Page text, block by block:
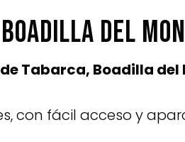
del
Tabarca, Boadilla del
con fácil acceso y